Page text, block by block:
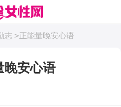
志 >正能量晚安心语
晚安心语